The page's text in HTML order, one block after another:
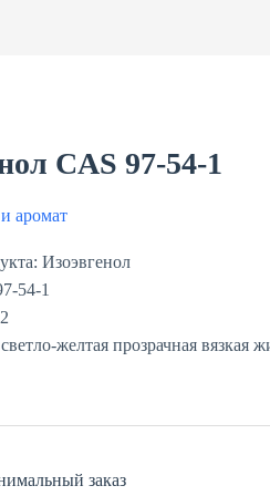
CAS 97-54-1
аромат
Изоэвгенол
54-1
желтая прозрачная вязкая
заказ